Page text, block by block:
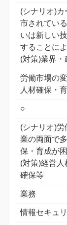
(シナリオ)
市されてい
いは新しい
することに
(対策)業界
労働市場の
人材確保・
○
(シナリオ)
業の両面で
保・育成が
(対策)経営
確保等
業務
情報セキュ